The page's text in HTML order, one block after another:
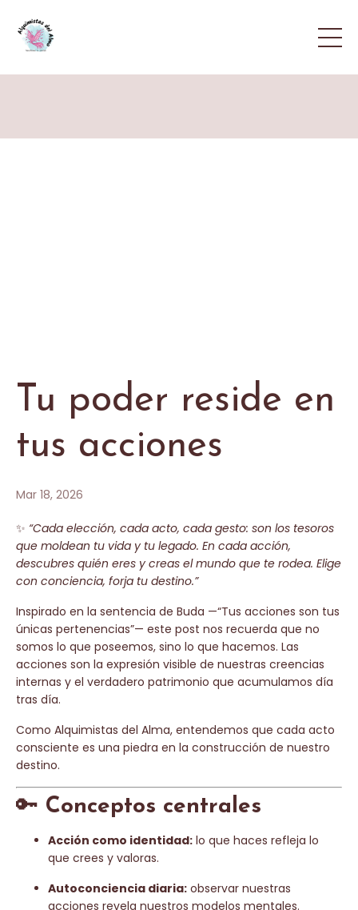
Tu poder reside en
tus acciones
Mar 18, 2026
✨ “Cada elección, cada acto, cada gesto: son los tesoros
que moldean tu vida y tu legado. En cada acción,
descubres quién eres y creas el mundo que te rodea. Elige
con conciencia, forja tu destino.”
Inspirado en la sentencia de Buda —“Tus acciones son tus
únicas pertenencias”— este post nos recuerda que no
somos lo que poseemos, sino lo que hacemos. Las
acciones son la expresión visible de nuestras creencias
internas y el verdadero patrimonio que acumulamos día
tras día.
Como Alquimistas del Alma, entendemos que cada acto
consciente es una piedra en la construcción de nuestro
destino.
🔑 Conceptos centrales
Acción como identidad: lo que haces refleja lo
que crees y valoras.
Autoconciencia diaria: observar nuestras
acciones revela nuestros modelos mentales.